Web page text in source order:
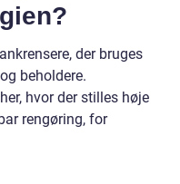
der bruges
beholdere.
hvor der stilles høje
rengøring, for